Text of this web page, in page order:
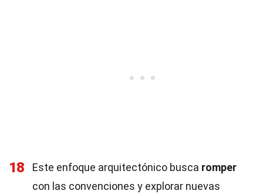
18 Este enfoque arquitectónico busca romper
con las convenciones y explorar nuevas